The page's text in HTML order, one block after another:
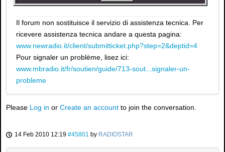
Il forum non sostituisce il servizio di assistenza tecnica. Per
ricevere assistenza tecnica andare a questa pagina:
www.newradio.it/client/submitticket.php?step=2&deptid=4
Pour signaler un problème, lisez ici:
www.mbradio.it/fr/soutien/guide/713-sout...signaler-un-
probleme
Please Log in or Create an account to join the conversation.
14 Feb 2010 12:19 #45801 by RADIOSTAR